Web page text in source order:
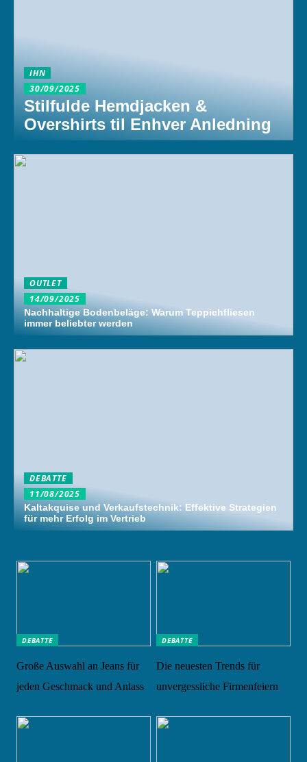
IHN
30/09/2025
Stilfulde Hemdjacken &
Overshirts til Enhver Anledning
OUTLET
14/09/2025
Nachhaltige Bodenbeläge: Warum Teppichfliesen
immer beliebter werden
DEBATTE
11/08/2025
Kaltakquise und Verkaufstechnik: Effektive Strategien
für mehr Erfolg im Vertrieb
DEBATTE
Große Auswahl an Jeans für
jeden Geschmack und Anlass
DEBATTE
Die neuesten Trends für
unvergessliche Firmenfeiern